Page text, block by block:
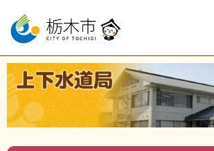
ー
の
先
頭
で
す。
ニ
ー
を
飛
ば
し
て
本
現在地
トップページ > 上下水道局 >お客様へ>
道使用料等について知りたい
>漏水し
について